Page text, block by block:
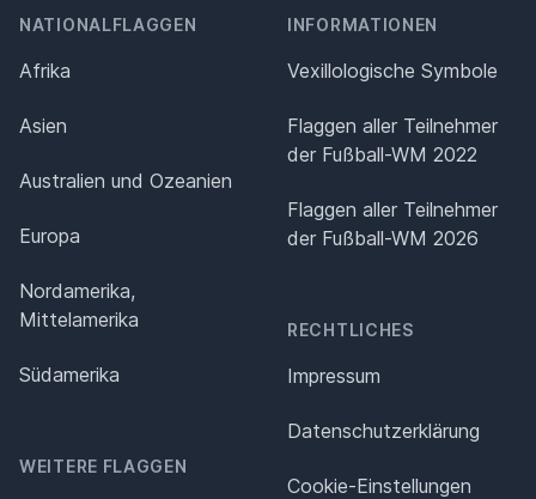
NATIONALFLAGGEN
Afrika
Asien
Australien und Ozeanien
Europa
Nordamerika,
Mittelamerika
Südamerika
WEITERE FLAGGEN
INFORMATIONEN
Vexillologische Symbole
Flaggen aller Teilnehmer
der Fußball-WM 2022
Flaggen aller Teilnehmer
der Fußball-WM 2026
RECHTLICHES
Impressum
Datenschutz­erklärung
Cookie-Einstellungen